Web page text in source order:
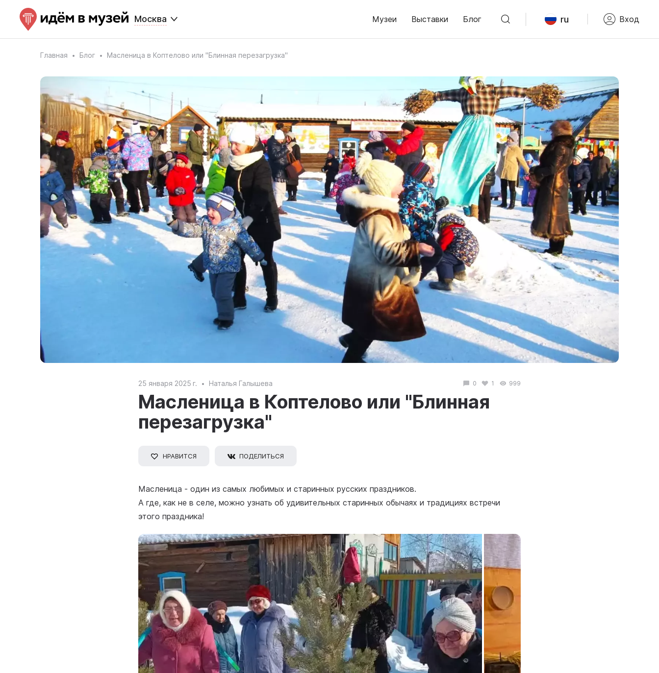
Москва Музеи Выставки Блог ru Вход
Главная Блог Масленица в Коптелово или "Блинная перезагрузка"
25 января 2025 г. Наталья Галышева 0 1 999
Масленица в Коптелово или "Блинная
перезагрузка"
НРАВИТСЯ ПОДЕЛИТЬСЯ
Масленица - один из самых любимых и старинных русских праздников.
А где, как не в селе, можно узнать об удивительных старинных обычаях и традициях встречи
этого праздника!